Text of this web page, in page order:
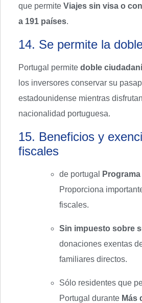
que permite Viajes sin visa o
a 191 países.
14. Se permite la
Portugal permite doble
los inversores conservar su
estadounidense mientras
nacionalidad portuguesa.
15. Beneficios y
fiscales
de portugal
Programa
Proporciona
fiscales.
Sin impuesto sobre
donaciones exentas
familiares directos.
Sólo residentes que
Portugal durante Más